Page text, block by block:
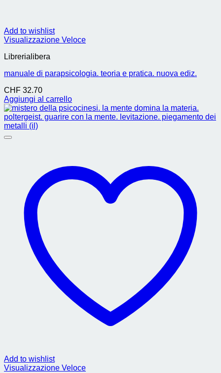
Add to wishlist
Visualizzazione Veloce
Librerialibera
manuale di parapsicologia. teoria e pratica. nuova ediz.
CHF 32.70
Aggiungi al carrello
Add to wishlist
Visualizzazione Veloce